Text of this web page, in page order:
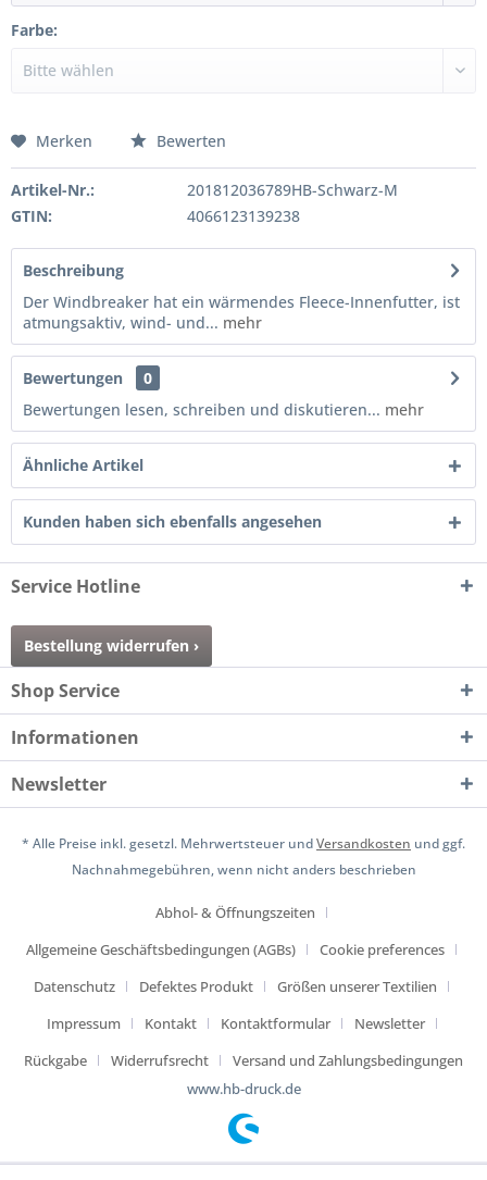
Farbe:
Merken Bewerten
Artikel-Nr.:
201812036789HB-Schwarz-M
GTIN:
4066123139238
Beschreibung
Der Windbreaker hat ein wärmendes Fleece-Innenfutter, ist
atmungsaktiv, wind- und... mehr
Bewertungen
0
Bewertungen lesen, schreiben und diskutieren... mehr
Ähnliche Artikel
Kunden haben sich ebenfalls angesehen
Service Hotline
Bestellung widerrufen ›
Shop Service
Informationen
Newsletter
* Alle Preise inkl. gesetzl. Mehrwertsteuer undVersandkosten und ggf.
Nachnahmegebühren, wenn nicht anders beschrieben
Abhol- & Öffnungszeiten
Allgemeine Geschäftsbedingungen (AGBs)
Cookie preferences
Datenschutz
Defektes Produkt
Größen unserer Textilien
Impressum
Kontakt Kontaktformular
Newsletter
Rückgabe
Widerrufsrecht
Versand und Zahlungsbedingungen
www.hb-druck.de